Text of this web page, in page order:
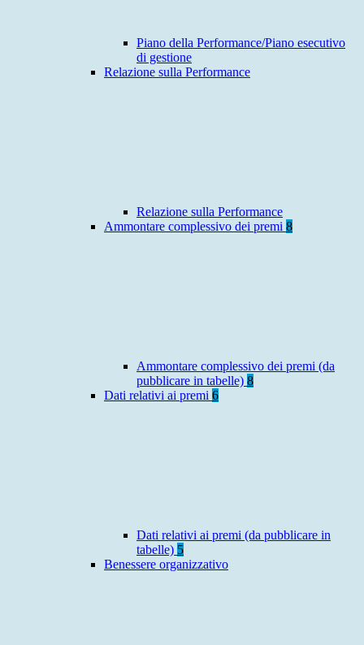
Piano della Performance/Piano esecutivo
di gestione
Relazione sulla Performance
Relazione sulla Performance
Ammontare complessivo dei premi 8
Ammontare complessivo dei premi (da
pubblicare in tabelle) 8
Dati relativi ai premi 6
Dati relativi ai premi (da pubblicare in
tabelle) 5
Benessere organizzativo